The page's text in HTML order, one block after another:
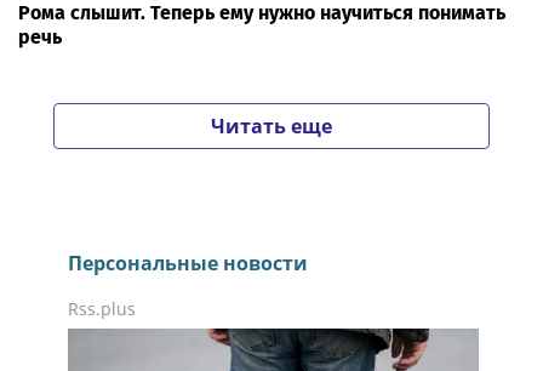
Рома слышит. Теперь ему нужно научиться понимать
речь
Читать еще
Персональные новости
Rss.plus